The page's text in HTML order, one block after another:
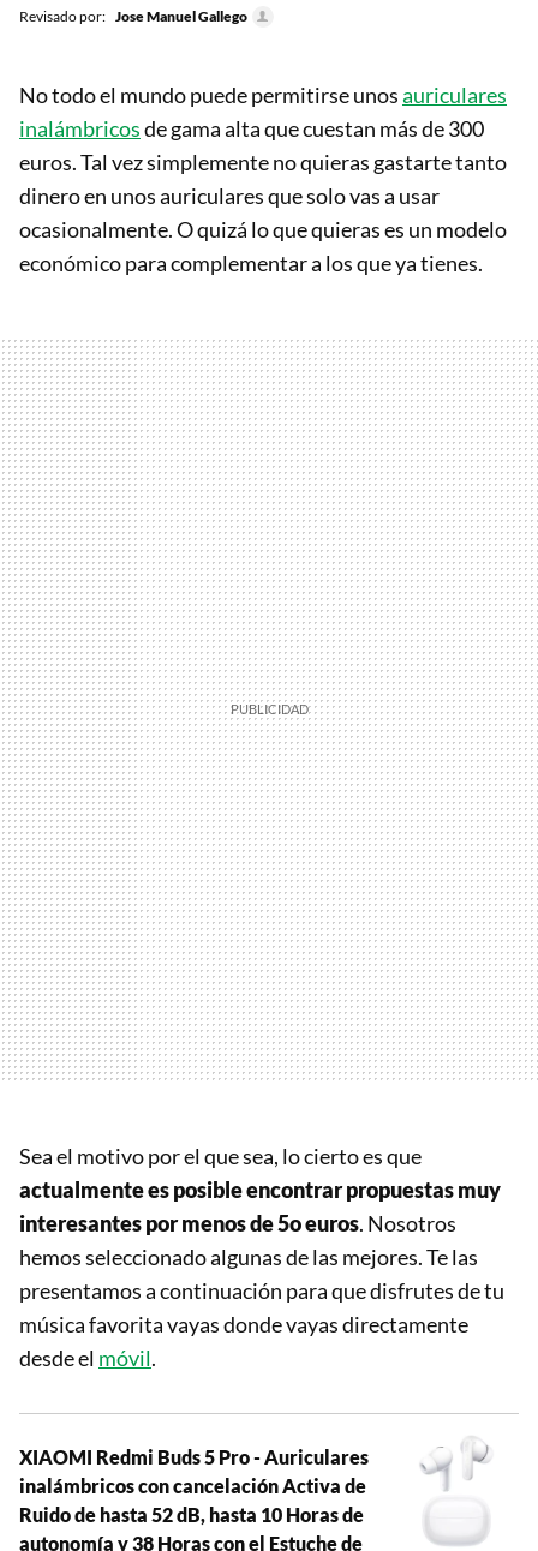
Revisado por: Jose Manuel Gallego
No todo el mundo puede permitirse unosauriculares
inalámbricosde gama alta que cuestan más de 300
euros. Tal vez simplemente no quieras gastarte tanto
dinero en unos auriculares que solo vas a usar
ocasionalmente. O quizá lo que quieras es un modelo
económico para complementar a los que ya tienes.
Sea el motivo por el que sea, lo cierto es que
actualmente es posible encontrar propuestas muy
interesantes por menos de 5o euros. Nosotros
hemos seleccionado algunas de las mejores. Te las
presentamos a continuación para que disfrutes de tu
música favorita vayas donde vayas directamente
desde el móvil.
XIAOMI Redmi Buds 5 Pro - Auriculares
inalámbricos con cancelación Activa de
Ruido de hasta 52 dB, hasta 10 Horas de
autonomía y 38 Horas con el Estuche de